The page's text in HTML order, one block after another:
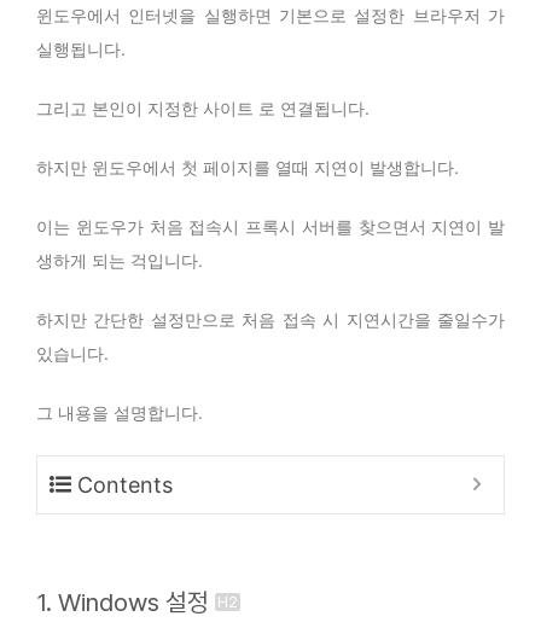
윈도우에서 인터넷을 실행하면 기본으로 설정한 브라우저 가
실행됩니다.
그리고 본인이 지정한 사이트 로 연결됩니다.
하지만 윈도우에서 첫 페이지를 열때 지연이 발생합니다.
이는 윈도우가 처음 접속시 프록시 서버를 찾으면서 지연이 발
생하게 되는 걱입니다.
하지만 간단한 설정만으로 처음 접속 시 지연시간을 줄일수가
있습니다.
그 내용을 설명합니다.
Contents
1. Windows 설정